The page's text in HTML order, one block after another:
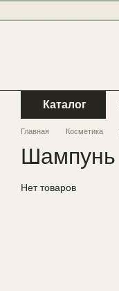
Каталог
Главная Косметика
Шампунь
Нет товаров